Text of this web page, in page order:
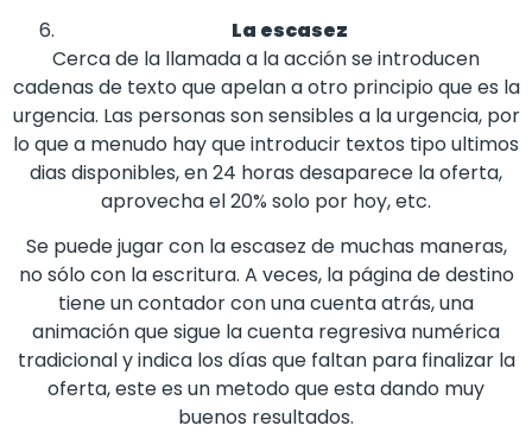
La escasez
Cerca de la llamada a la acción se introducen
cadenas de texto que apelan a otro principio que es la
urgencia. Las personas son sensibles a la urgencia, por
lo que a menudo hay que introducir textos tipo ultimos
dias disponibles, en 24 horas desaparece la oferta,
aprovecha el 20% solo por hoy, etc.
Se puede jugar con la escasez de muchas maneras,
no sólo con la escritura. A veces, la página de destino
tiene un contador con una cuenta atrás, una
animación que sigue la cuenta regresiva numérica
tradicional y indica los días que faltan para finalizar la
oferta, este es un metodo que esta dando muy
buenos resultados.